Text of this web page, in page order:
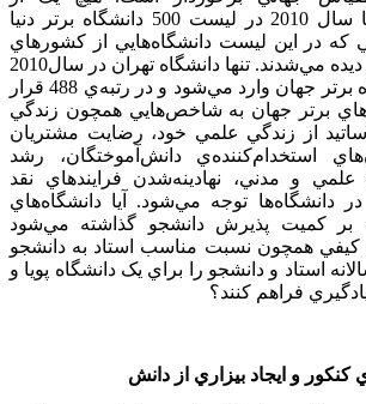
دانشگاه‌هاي ايراني تا سال 2010 در ليست 500 دانشگاه برتر دنيا
که در اين ليست دانشگاه‌هايي از کشورهاي
مالزي، ترکيه و مصر ديده مي‌شدند. تنها دانشگاه تهران در سال2010
به ليست 500 دانشگاه برتر جهان وارد مي‌شود و در رتبه‌ي 488 قرار
برتر جهان به شاخص‌هايي همچون زندگي
از زندگي علمي خود، رضايت مشتريان
استخدام‌کننده‌ي دانش‌آموختگان، رشد
علمي و مدني، نهادينه‌شدن فرايندهاي نقد
دانشگاه‌ها توجه مي‌شود. آيا دانشگاه‌هاي
که بر کميت پذيرش دانشجو گذاشته مي‌شود
همچون نسبت مناسب استاد به دانشجو
استاد و دانشجو را براي يک دانشگاه پويا و
فراهم کنند؟
کنکور و ايجاد بيزاري از دانش